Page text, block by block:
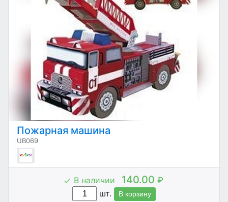
Пожарная машина
UB069
В наличии 140.00 ₽
шт.
В корзину